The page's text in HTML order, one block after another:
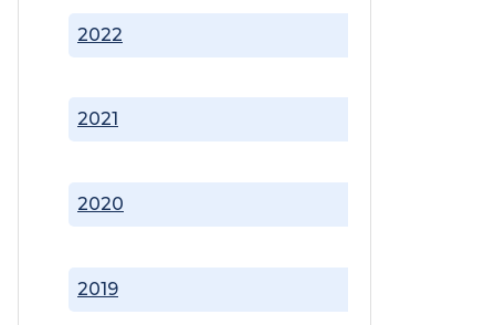
2019
2020
2021
2022